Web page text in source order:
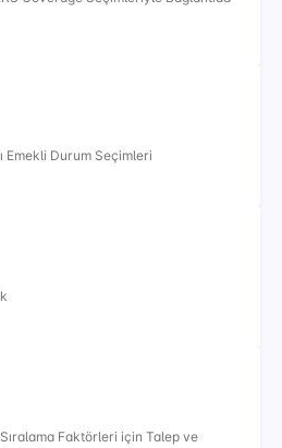
Emekli Durum Seçimleri
Faktörleri için Talep ve